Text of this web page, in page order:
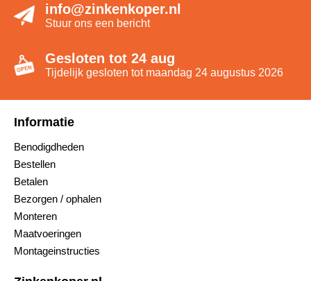
info@zinkenkoper.nl
Stuur ons een bericht
Gesloten tot 24 aug
Tijdelijk gesloten tot maandag 24 augustus 2026
Informatie
Benodigdheden
Bestellen
Betalen
Bezorgen / ophalen
Monteren
Maatvoeringen
Montageinstructies